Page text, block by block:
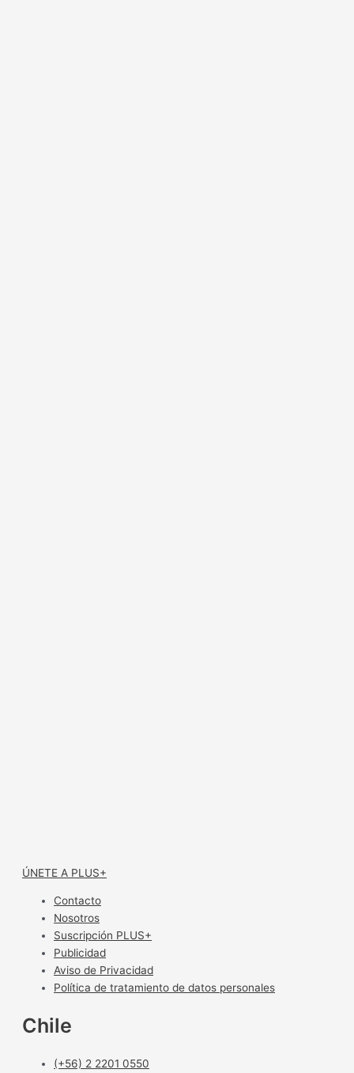
ÚNETE A PLUS+
Contacto
Nosotros
Suscripción PLUS+
Publicidad
Aviso de Privacidad
Política de tratamiento de datos personales
Chile
(+56) 2 2201 0550